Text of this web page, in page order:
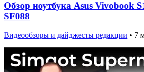
Обзор ноутбука Asus Vivobook
SF088
Видеообзоры и дайджесты редакции • 7